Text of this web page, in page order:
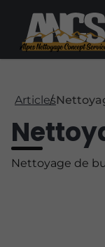
Articles
Nettoyage de